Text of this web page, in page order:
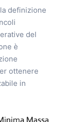
definizione
del
è
ottenere
in